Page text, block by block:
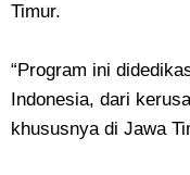
Timur.
“Program ini
Indonesia, dari
khususnya di Jawa